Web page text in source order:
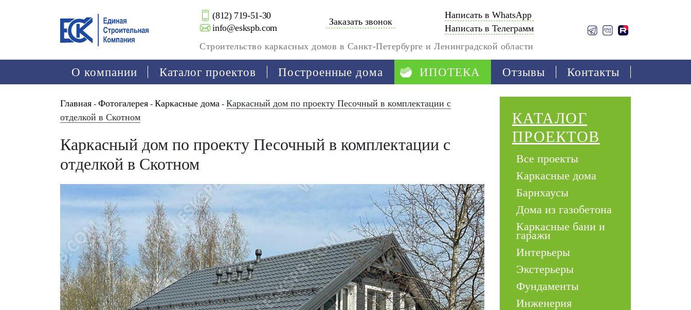
(812) 719-51-30
info@eskspb.com
Заказать звонок
Написать в WhatsApp
Написать в Телеграмм
Строительство каркасных домов в Санкт-Петербурге и Ленинградской области
О компании Каталог проектов Построенные дома ИПОТЕКА Отзывы Контакты
Главная - Фотогалерея - Каркасные дома - Каркасный дом по проекту Песочный в комплектации с
отделкой в Скотном
Каркасный дом по проекту Песочный в комплектации с
отделкой в Скотном
КАТАЛОГ
ПРОЕКТОВ
Все проекты
Каркасные дома
Барнхаусы
Дома из газобетона
Каркасные бани и
гаражи
Интерьеры
Экстерьеры
Фундаменты
Инженерия